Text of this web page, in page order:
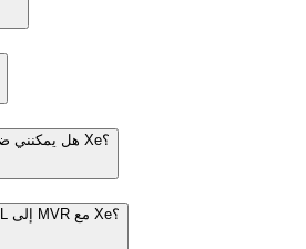
هل يمكنني ضبط تنبيهات الأسعار باستخدام Xe؟
هل يمكنني إرسال 5,000 MTL إلى MVR مع Xe؟